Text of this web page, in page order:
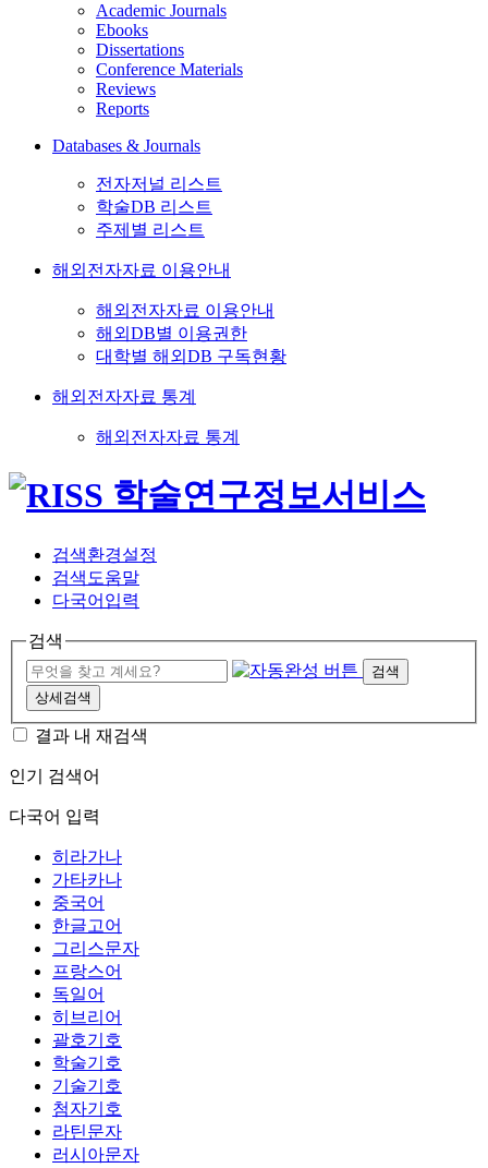
Academic Journals
Ebooks
Dissertations
Conference Materials
Reviews
Reports
Databases & Journals
전자저널 리스트
학술DB 리스트
주제별 리스트
해외전자자료 이용안내
해외전자자료 이용안내
해외DB별 이용권한
대학별 해외DB 구독현황
해외전자자료 통계
해외전자자료 통계
검색환경설정
검색도움말
다국어입력
검색
검색
상세검색
결과 내 재검색
인기 검색어
다국어 입력
히라가나
가타카나
중국어
한글고어
그리스문자
프랑스어
독일어
히브리어
괄호기호
학술기호
기술기호
첨자기호
라틴문자
러시아문자